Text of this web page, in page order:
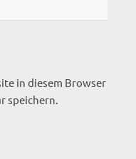
in diesem Browser
speichern.